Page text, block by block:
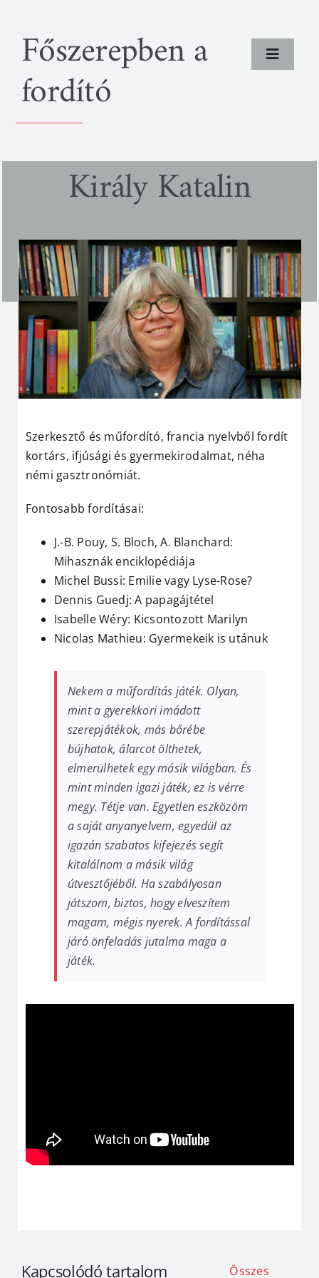
Főszerepben a
fordító
Toggle
Fordítók
Király Katalin
Szerkesztő és műfordító, francia nyelvből fordít
kortárs, ifjúsági és gyermekirodalmat, néha
némi gasztronómiát.
Fontosabb fordításai:
J.-B. Pouy, S. Bloch, A. Blanchard:
Mihasznák enciklopédiája
Michel Bussi: Emilie vagy Lyse-Rose?
Dennis Guedj: A papagájtétel
Isabelle Wéry: Kicsontozott Marilyn
Nicolas Mathieu: Gyermekeik is utánuk
Nekem a műfordítás játék. Olyan,
mint a gyerekkori imádott
szerepjátékok, más bőrébe
bújhatok, álarcot ölthetek,
elmerülhetek egy másik világban. És
mint minden igazi játék, ez is vérre
megy. Tétje van. Egyetlen eszközöm
a saját anyanyelvem, egyedül az
igazán szabatos kifejezés segít
kitalálnom a másik világ
útvesztőjéből. Ha szabályosan
játszom, biztos, hogy elveszítem
magam, mégis nyerek. A fordítással
járó önfeladás jutalma maga a
játék.
Kapcsolódó tartalom Összes